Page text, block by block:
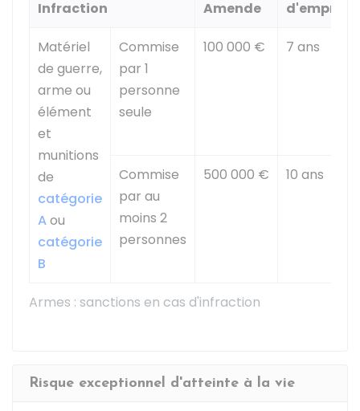
Armes : sanctions en cas d'infraction
Infraction Amende
Matériel
de guerre,
arme ou
élément
et
munitions
de
catégorie
Aou
catégorie
B
Commise
par 1
personne
seule
100 000 € 7 ans
Commise
par au
moins 2
personnes
500 000 € 10 ans
Risque exceptionnel d'atteinte à la vie